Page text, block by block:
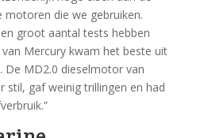
motoren die we gebruiken.
groot aantal tests hebben
Mercury kwam het beste uit
De MD2.0 dieselmotor van
stil, gaf weinig trillingen en had